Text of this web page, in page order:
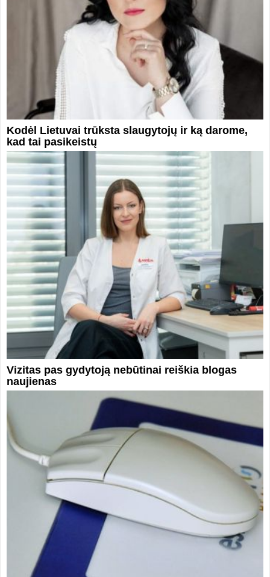
Kodėl Lietuvai trūksta slaugytojų ir ką darome,
kad tai pasikeistų
Vizitas pas gydytoją nebūtinai reiškia blogas
naujienas